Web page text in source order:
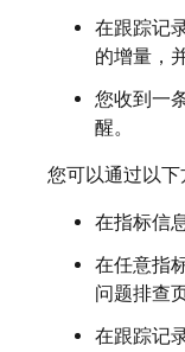
在跟踪记
的增量，
您收到一
醒。
您可以通过以下
在指标信
在任意指
问题排查
在跟踪记